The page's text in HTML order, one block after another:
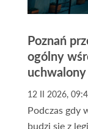
Poznań
ogólny
uchwalony
12 II 2026,
Podczas gdy
budzi się z